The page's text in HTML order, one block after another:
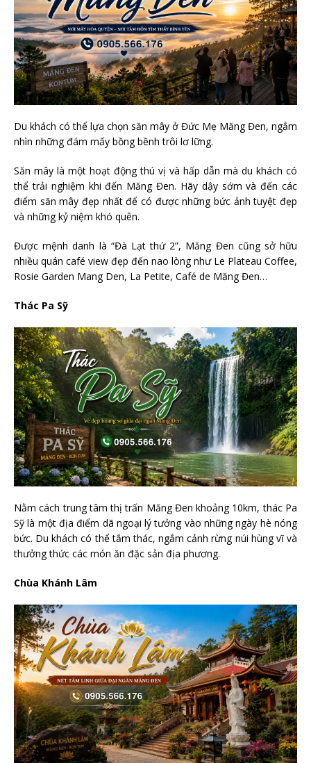
Du khách có thể lựa chọn săn mây ở Đức Mẹ Măng Đen, ngắm
nhìn những đám mấy bồng bềnh trôi lơ lững.
Săn mây là một hoạt động thú vị và hấp dẫn mà du khách có
thể trải nghiệm khi đến Măng Đen. Hãy dậy sớm và đến các
điểm săn mây đẹp nhất để có được những bức ảnh tuyệt đẹp
và những kỷ niệm khó quên.
Được mệnh danh là “Đà Lạt thứ 2”, Măng Đen cũng sở hữu
nhiều quán café view đẹp đến nao lòng như Le Plateau Coffee,
Rosie Garden Mang Den, La Petite, Café de Măng Đen…
Thác Pa Sỹ
Nằm cách trung tâm thị trấn Măng Đen khoảng 10km, thác Pa
Sỹ là một địa điểm dã ngoại lý tưởng vào những ngày hè nóng
bức. Du khách có thể tắm thác, ngắm cảnh rừng núi hùng vĩ và
thưởng thức các món ăn đặc sản địa phương.
Chùa Khánh Lâm